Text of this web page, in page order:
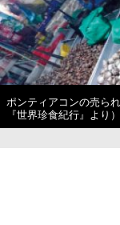
ポンティアコンの売ら
『世界珍食紀行』より）